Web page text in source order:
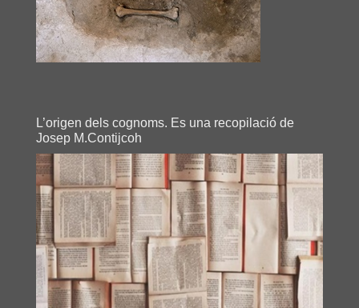
L’origen dels cognoms. Es una recopilació de
Josep M.Contijcoh